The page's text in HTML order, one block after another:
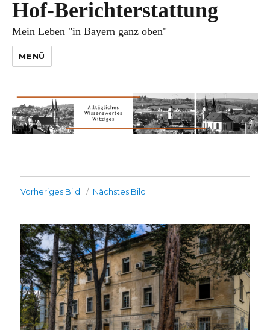
Hof-Berichterstattung
Mein Leben "in Bayern ganz oben"
MENÜ
Vorheriges Bild Nächstes Bild